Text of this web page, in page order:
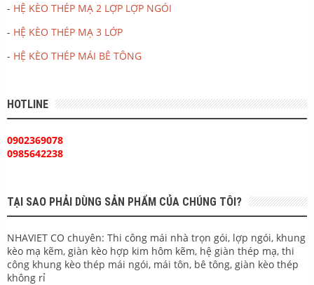
- HỆ KÈO THÉP MẠ 2 LỢP LỢP NGÓI
- HỆ KÈO THÉP MẠ 3 LỚP
- HỆ KÈO THÉP MÁI BÊ TÔNG
HOTLINE
0902369078
0985642238
TẠI SAO PHẢI DÙNG SẢN PHẨM CỦA CHÚNG TÔI?
NHAVIET CO chuyên: Thi công mái nhà trọn gói, lợp ngói, khung
kèo mạ kẽm, giàn kèo hợp kim hôm kẽm, hệ giàn thép mạ, thi
công khung kèo thép mái ngói, mái tôn, bê tông, giàn kèo thép
không rỉ